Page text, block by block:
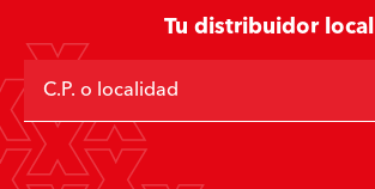
Tu distribuidor local
C.P. o localidad